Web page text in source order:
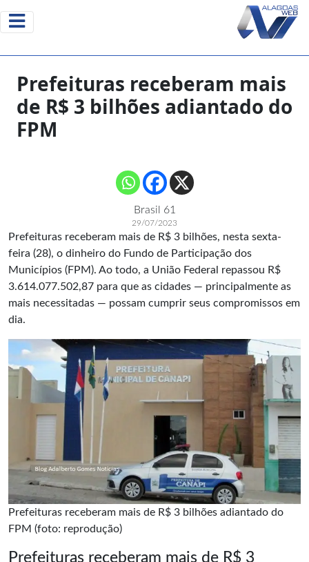
Prefeituras receberam mais
de R$ 3 bilhões adiantado do
FPM
Brasil 61
29/07/2023
Prefeituras receberam mais de R$ 3 bilhões, nesta sexta-
feira (28), o dinheiro do Fundo de Participação dos
Municípios (FPM). Ao todo, a União Federal repassou R$
3.614.077.502,87 para que as cidades — principalmente as
mais necessitadas — possam cumprir seus compromissos em
dia.
Prefeituras receberam mais de R$ 3 bilhões adiantado do
FPM (foto: reprodução)
Prefeituras receberam mais de R$ 3